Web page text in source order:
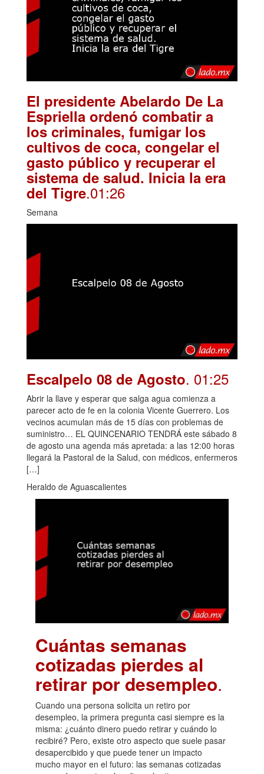
El presidente Abelardo De La
Espriella ordenó combatir a
los criminales, fumigar los
cultivos de coca, congelar el
gasto público y recuperar el
sistema de salud. Inicia la era
del Tigre.01:26
Semana
Escalpelo 08 de Agosto. 01:25
Abrir la llave y esperar que salga agua comienza a
parecer acto de fe en la colonia Vicente Guerrero. Los
vecinos acumulan más de 15 días con problemas de
suministro… EL QUINCENARIO TENDRÁ este sábado 8
de agosto una agenda más apretada: a las 12:00 horas
llegará la Pastoral de la Salud, con médicos, enfermeros
[…]
Heraldo de Aguascalientes
Cuántas semanas
cotizadas pierdes al
retirar por desempleo.
Cuando una persona solicita un retiro por
desempleo, la primera pregunta casi siempre es la
misma: ¿cuánto dinero puedo retirar y cuándo lo
recibiré? Pero, existe otro aspecto que suele pasar
desapercibido y que puede tener un impacto
mucho mayor en el futuro: las semanas cotizadas